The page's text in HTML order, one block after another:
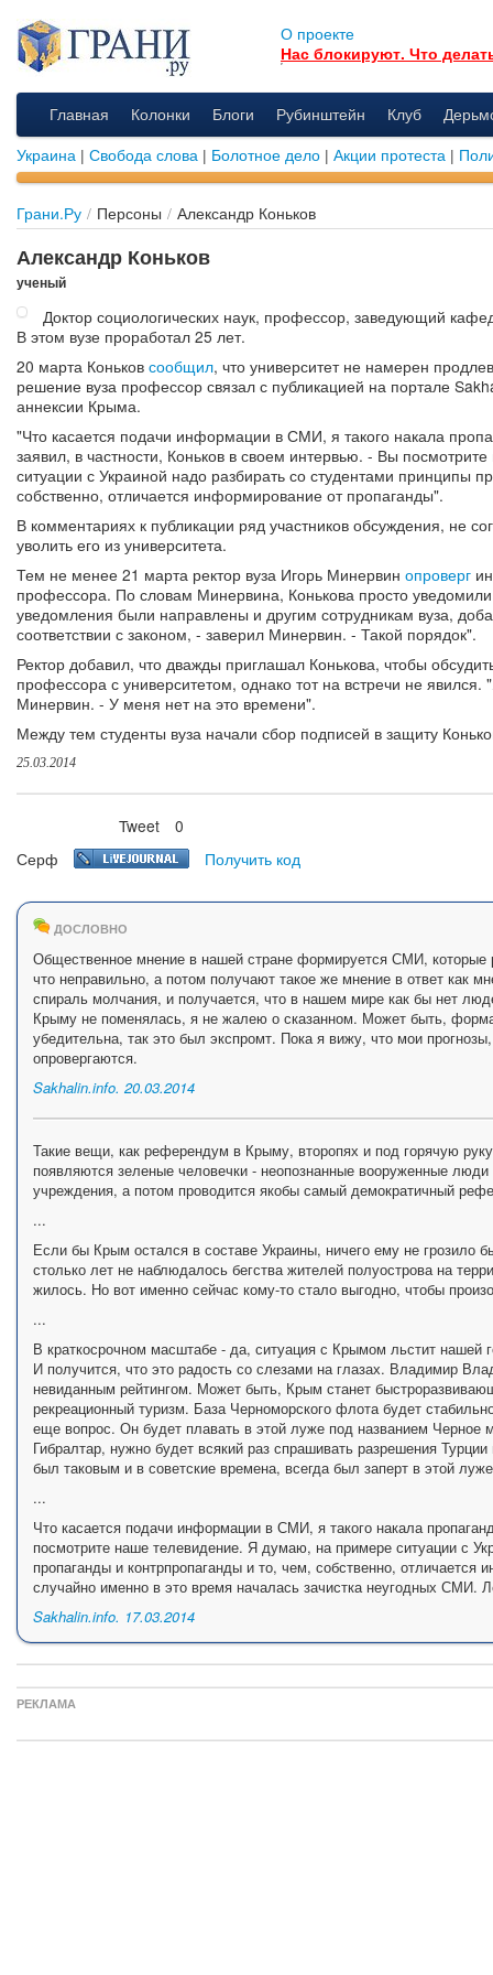
О проекте
Нас блокируют. Что
Главная Колонки Блоги Рубинштейн Клуб
Украина | Свобода слова | Болотное дело | Акции протеста |
Грани.Ру / Персоны / Александр Коньков
Александр Коньков
ученый
Доктор социологических наук, профессор, заведующий
В этом вузе проработал 25 лет.
20 марта Коньков сообщил, что университет не намерен
решение вуза профессор связал с публикацией на портале
аннексии Крыма.
"Что касается подачи информации в СМИ, я такого накала
заявил, в частности, Коньков в своем интервью. - Вы
ситуации с Украиной надо разбирать со студентами принципы
собственно, отличается информирование от пропаганды".
В комментариях к публикации ряд участников обсуждения, не
уволить его из университета.
Тем не менее 21 марта ректор вуза Игорь Минервин опроверг
профессора. По словам Минервина, Конькова просто
уведомления были направлены и другим сотрудникам вуза,
соответствии с законом, - заверил Минервин. - Такой порядок".
Ректор добавил, что дважды приглашал Конькова, чтобы
профессора с университетом, однако тот на встречи не
Минервин. - У меня нет на это времени".
Между тем студенты вуза начали сбор подписей в защиту
25.03.2014
Tweet
0
Серф
Получить код
ДОСЛОВНО
Общественное мнение в нашей стране формируется СМИ, которые
что неправильно, а потом получают такое же мнение в ответ как
спираль молчания, и получается, что в нашем мире как бы нет
Крыму не поменялась, я не жалею о сказанном. Может быть,
убедительна, так это был экспромт. Пока я вижу, что мои
опровергаются.
Sakhalin.info. 20.03.2014
Такие вещи, как референдум в Крыму, второпях и под горячую
появляются зеленые человечки - неопознанные вооруженные
учреждения, а потом проводится якобы самый демократичный
...
Если бы Крым остался в составе Украины, ничего ему не грозило
столько лет не наблюдалось бегства жителей полуострова на
жилось. Но вот именно сейчас кому-то стало выгодно, чтобы
...
В краткосрочном масштабе - да, ситуация с Крымом льстит нашей
И получится, что это радость со слезами на глазах. Владимир
невиданным рейтингом. Может быть, Крым станет
рекреационный туризм. База Черноморского флота будет
еще вопрос. Он будет плавать в этой луже под названием Черное
Гибралтар, нужно будет всякий раз спрашивать разрешения
был таковым и в советские времена, всегда был заперт в этой
...
Что касается подачи информации в СМИ, я такого накала
посмотрите наше телевидение. Я думаю, на примере ситуации с
пропаганды и контрпропаганды и то, чем, собственно, отличается
случайно именно в это время началась зачистка неугодных СМИ.
Sakhalin.info. 17.03.2014
РЕКЛАМА